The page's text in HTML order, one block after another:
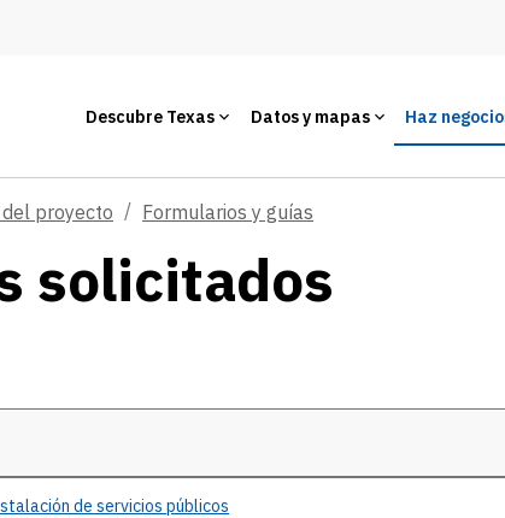
Descubre Texas Datos y mapas Haz
proyecto Formularios y guías
solicitados
de servicios públicos